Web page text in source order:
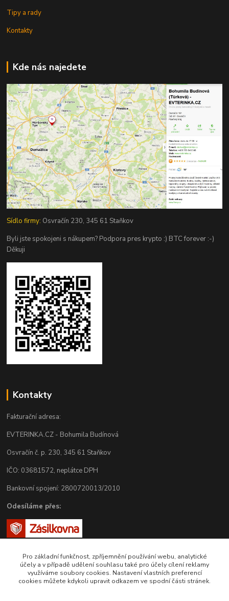
Tipy a rady
Kontakty
Kde nás najedete
Sídlo firmy: Osvračín 230, 345 61 Staňkov
Byli jste spokojeni s nákupem? Podpora pres krypto :) BTC forever :-)
Děkuji
Kontakty
Fakturační adresa:
EVTERINKA.CZ - Bohumila Budínová
Osvračín č. p. 230, 345 61 Staňkov
IČO: 03681572, neplátce DPH
Bankovní spojení: 2800720013/2010
Odesíláme přes:
Pro základní funkčnost, zpříjemnění používání webu, analytické
účely a v případě udělení souhlasu také pro účely cílení reklamy
využíváme soubory cookies. Nastavení vlastních preferencí
cookies můžete kdykoli upravit odkazem ve spodní části stránek.